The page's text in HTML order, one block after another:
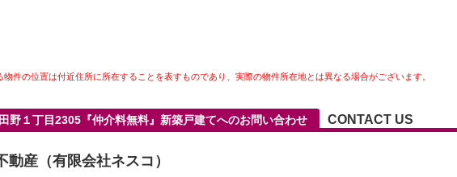
件の位置は付近住所に所在することを表すものであり、実際の物件所在地とは異なる場合がございます。
野１丁目2305『仲介料無料』新築戸建てへのお問い合わせ CONTACT US
動産（有限会社ネスコ）